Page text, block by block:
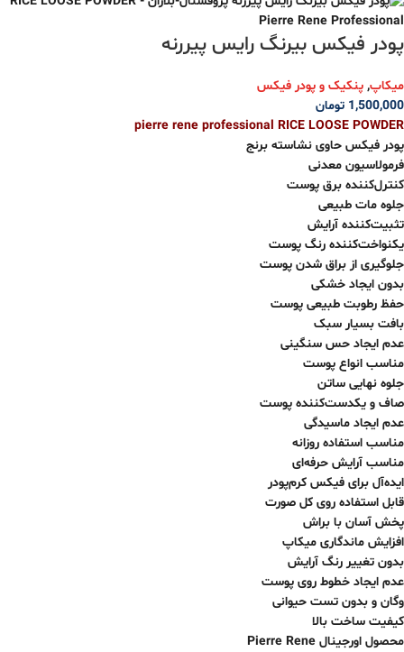
پودر فیکس بیرنگ رایس پیررنه
میکاپ, پنکیک و پودر فیکس
1,500,000 تومان
pierre rene professional RICE LOOSE POWDER
پودر فیکس حاوی نشاسته برنج
فرمولاسیون معدنی
کنترل‌کننده برق پوست
جلوه مات طبیعی
تثبیت‌کننده آرایش
یکنواخت‌کننده رنگ پوست
جلوگیری از براق شدن پوست
بدون ایجاد خشکی
حفظ رطوبت طبیعی پوست
بافت بسیار سبک
عدم ایجاد حس سنگینی
مناسب انواع پوست
جلوه نهایی ساتن
صاف و یکدست‌کننده پوست
عدم ایجاد ماسیدگی
مناسب استفاده روزانه
مناسب آرایش حرفه‌ای
ایده‌آل برای فیکس کرم‌پودر
قابل استفاده روی کل صورت
پخش آسان با براش
افزایش ماندگاری میکاپ
بدون تغییر رنگ آرایش
عدم ایجاد خطوط روی پوست
وگان و بدون تست حیوانی
کیفیت ساخت بالا
محصول اورجینال Pierre Rene